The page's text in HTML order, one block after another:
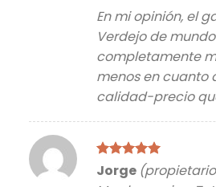
En mi opinión, el
Verdejo de
completamente
menos en cuanto
calidad-precio
Valorado
con5de 5
Jorge